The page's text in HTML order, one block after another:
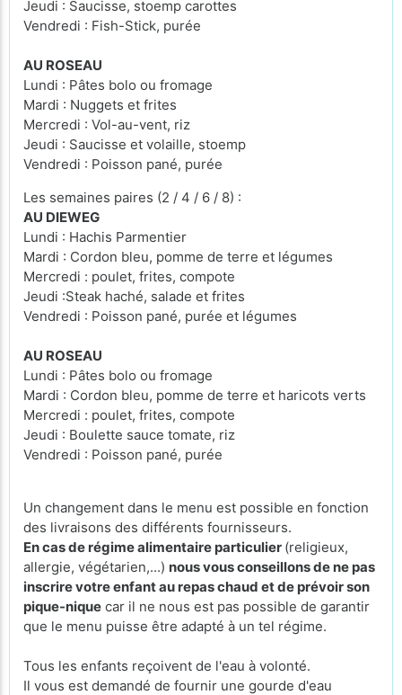
Jeudi : Saucisse, stoemp carottes
Vendredi : Fish-Stick, purée
AU ROSEAU
Lundi : Pâtes bolo ou fromage
Mardi : Nuggets et frites
Mercredi : Vol-au-vent, riz
Jeudi : Saucisse et volaille, stoemp
Vendredi : Poisson pané, purée
Les semaines paires (2 / 4 / 6 / 8) :
AU DIEWEG
Lundi : Hachis Parmentier
Mardi : Cordon bleu, pomme de terre et légumes
Mercredi : poulet, frites, compote
Jeudi :Steak haché, salade et frites
Vendredi : Poisson pané, purée et légumes
AU ROSEAU
Lundi : Pâtes bolo ou fromage
Mardi : Cordon bleu, pomme de terre et haricots verts
Mercredi : poulet, frites, compote
Jeudi : Boulette sauce tomate, riz
Vendredi : Poisson pané, purée
Un changement dans le menu est possible en fonction
des livraisons des différents fournisseurs.
En cas de régime alimentaire particulier (religieux,
allergie, végétarien,...) nous vous conseillons de ne pas
inscrire votre enfant au repas chaud et de prévoir son
pique-nique car il ne nous est pas possible de garantir
que le menu puisse être adapté à un tel régime.
Tous les enfants reçoivent de l'eau à volonté.
Il vous est demandé de fournir une gourde d'eau